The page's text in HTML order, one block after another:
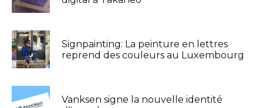
Signpainting: La peinture en lettres
reprend des couleurs au Luxembourg
Vanksen signe la nouvelle identité